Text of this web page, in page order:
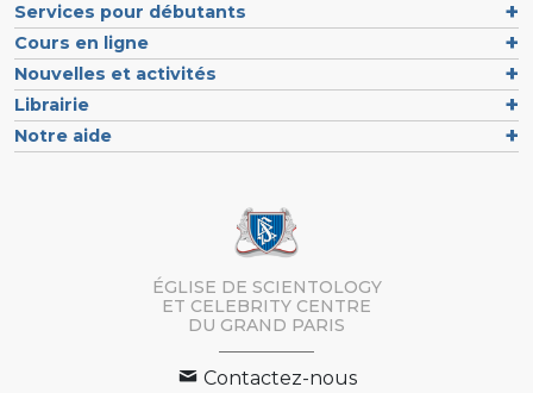
Services pour débutants
Cours en ligne
Nouvelles et activités
Librairie
Notre aide
ÉGLISE DE SCIENTOLOGY
ET CELEBRITY CENTRE
DU GRAND PARIS
Contactez-nous